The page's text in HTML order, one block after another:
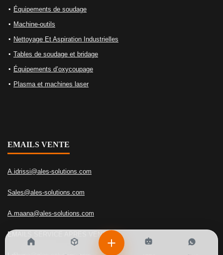
Équipements de soudage
Machine-outils
Nettoyage Et Aspiration Industrielles
Tables de soudage et bridage
Équipements d’oxycoupage
Plasma et machines laser
EMAILS VENTE
A.idrissi@ales-solutions.com
Sales@ales-solutions.com
A.maana@ales-solutions.com
EMAILS SERVICE APRES VENTE